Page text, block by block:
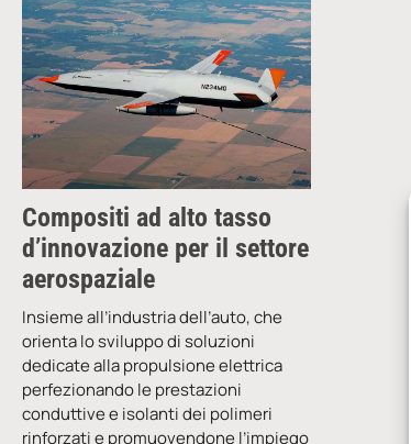
Compositi ad alto tasso
d’innovazione per il settore
aerospaziale
Insieme all’industria dell’auto, che
orienta lo sviluppo di soluzioni
dedicate alla propulsione elettrica
perfezionando le prestazioni
conduttive e isolanti dei polimeri
rinforzati e promuovendone l’impiego